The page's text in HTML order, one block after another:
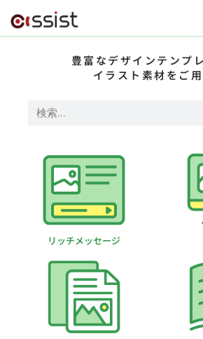
豊富なデザインテンプ
イラスト素材をご
リッチメッセージ